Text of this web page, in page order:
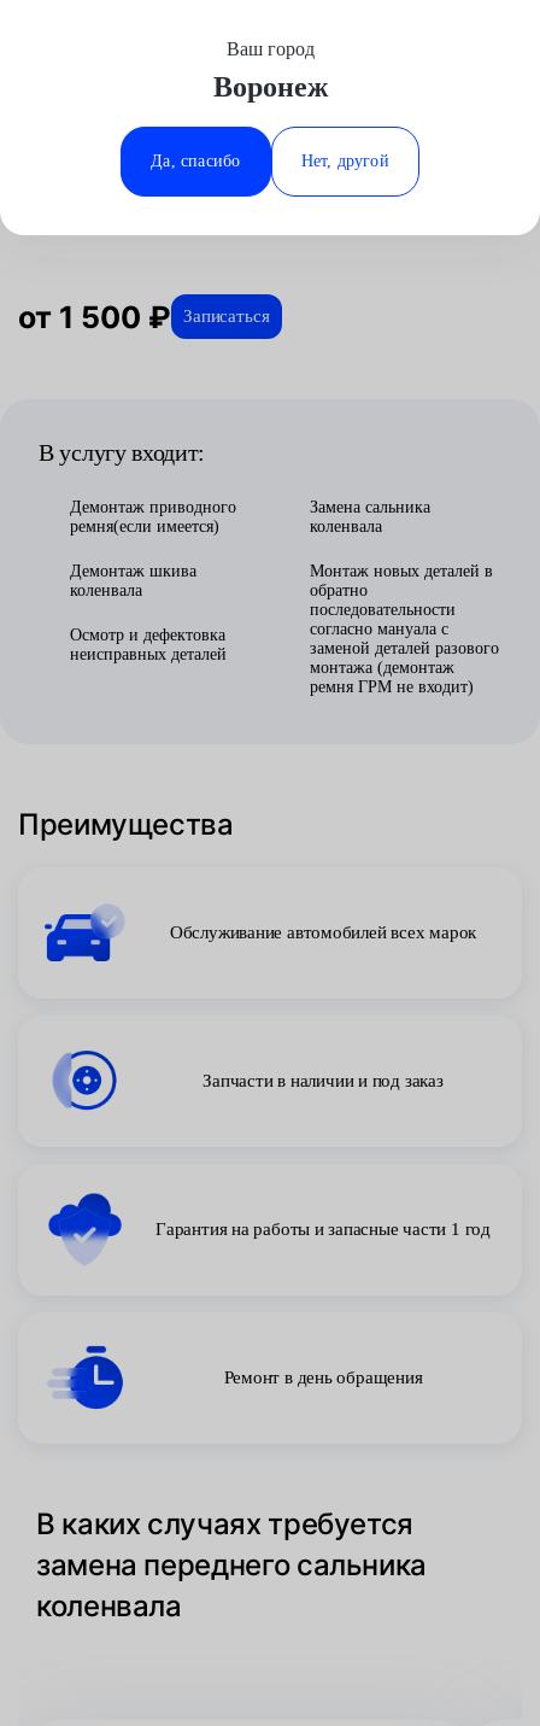
Минеральные Воды
Ростов-на-Дону
Ставрополь
Ваш город
Воронеж
Да, спасибо Нет, другой
ОтзывыАвтосервис
Замена переднего сальника
коленвала в Воронеже
от 1 500 ₽ Записаться
В услугу входит:
Демонтаж приводного
ремня(если имеется)
Демонтаж шкива
коленвала
Осмотр и дефектовка
неисправных деталей
Замена сальника
коленвала
Монтаж новых деталей в
обратно
последовательности
согласно мануала с
заменой деталей разового
монтажа (демонтаж
ремня ГРМ не входит)
Преимущества
Обслуживание автомобилей всех марок
Запчасти в наличии и под заказ
Гарантия на работы и запасные части 1 год
Ремонт в день обращения
В каких случаях требуется
замена переднего сальника
коленвала